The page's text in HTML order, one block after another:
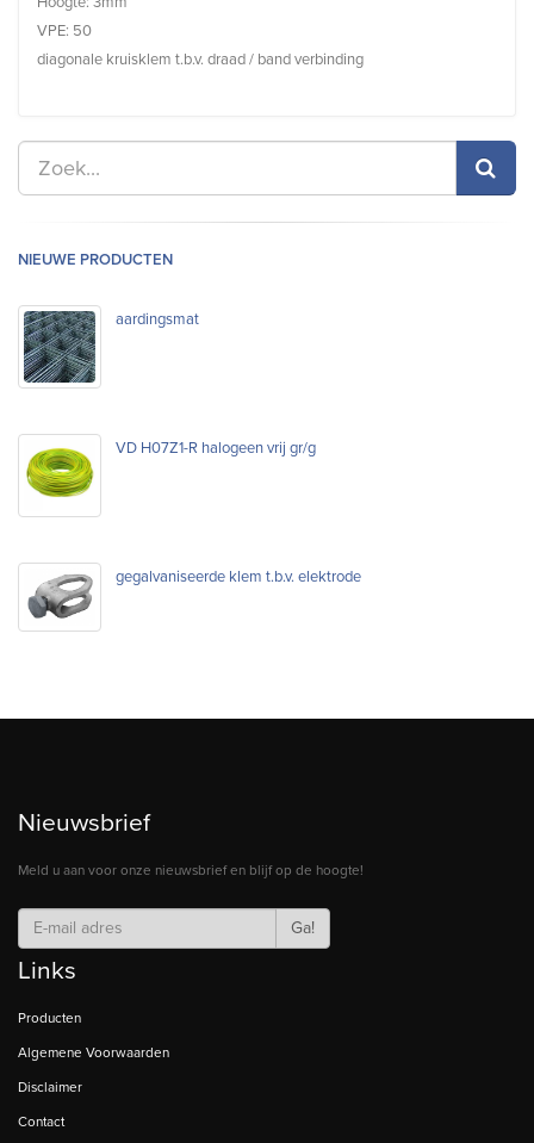
VPE: 50
diagonale kruisklem t.b.v. draad / band verbinding
NIEUWE PRODUCTEN
aardingsmat
VD H07Z1-R halogeen vrij gr/g
gegalvaniseerde klem t.b.v. elektrode
Nieuwsbrief
Meld u aan voor onze nieuwsbrief en blijf op de hoogte!
Ga!
Links
Producten
Algemene Voorwaarden
Disclaimer
Contact